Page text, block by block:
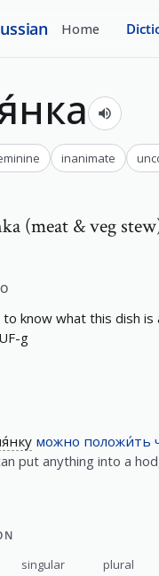
Home
inanimate
(meat & veg
to know what this dish is
UF-g
можно положи́ть
put anything into a
singular
plural